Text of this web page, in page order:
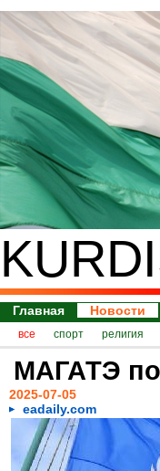
Главная Новости
все спорт религия
МАГАТЭ
2025-07-05
eadaily.com